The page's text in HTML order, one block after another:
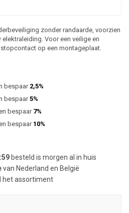
zonder randaarde, voorzien
Voor een veilige en
op een montageplaat.
bespaar 2,5%
bespaar5%
bespaar 7%
bespaar 10%
besteld is morgen al in huis
van Nederland en België
het assortiment